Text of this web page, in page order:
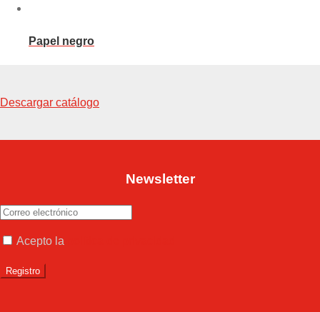
Papel negro
Descargar catálogo
Newsletter
Acepto la